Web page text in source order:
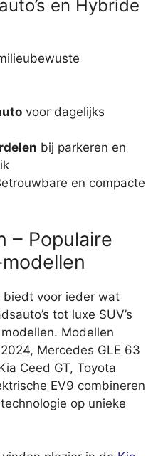
en Hybride
voor dagelijks
bij parkeren en
en compacte
– Populaire
biedt voor ieder wat
tot luxe SUV’s
Modellen
Mercedes GLE 63
Ceed GT, Toyota
EV9 combineren
op unieke